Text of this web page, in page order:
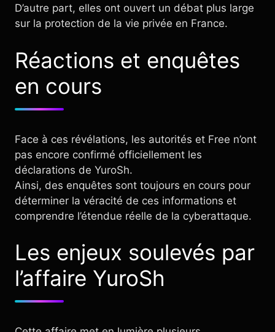
D’autre part, elles ont ouvert un débat plus large
sur la protection de la vie privée en France.
Réactions et enquêtes
en cours
Face à ces révélations, les autorités et Free n’ont
pas encore confirmé officiellement les
déclarations de YuroSh.
Ainsi, des enquêtes sont toujours en cours pour
déterminer la véracité de ces informations et
comprendre l’étendue réelle de la cyberattaque.
Les enjeux soulevés par
l’affaire YuroSh